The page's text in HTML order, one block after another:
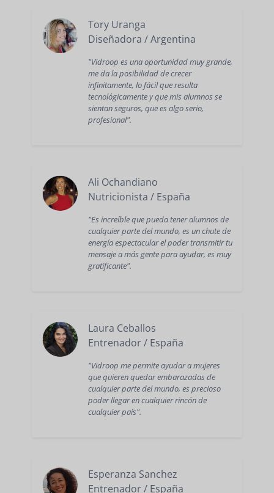
Tory Uranga
Diseñadora / Argentina
"Vidroop es una oportunidad muy grande,
me da la posibilidad de crecer
infinitamente, lo fácil que resulta
tecnológicamente y que mis alumnos se
sientan seguros, que es algo serio,
profesional".
Ali Ochandiano
Nutricionista / España
"Es increíble que pueda tener alumnos de
cualquier parte del mundo, es un chute de
energía espectacular el poder transmitir tu
mensaje a más gente para ayudar, es muy
gratificante".
Laura Ceballos
Entrenador / España
"Vidroop me permite ayudar a mujeres
que quieren quedar embarazadas de
cualquier parte del mundo, es precioso
poder llegar en cualquier rincón de
cualquier país".
Esperanza Sanchez
Entrenador / España